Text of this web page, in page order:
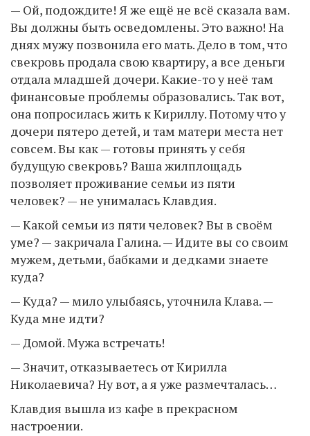
— Ой, подождите! Я же ещё не всё сказала вам.
Вы должны быть осведомлены. Это важно! На
днях мужу позвонила его мать. Дело в том, что
свекровь продала свою квартиру, а все деньги
отдала младшей дочери. Какие-то у неё там
финансовые проблемы образовались. Так вот,
она попросилась жить к Кириллу. Потому что у
дочери пятеро детей, и там матери места нет
совсем. Вы как — готовы принять у себя
будущую свекровь? Ваша жилплощадь
позволяет проживание семьи из пяти
человек? — не унималась Клавдия.
— Какой семьи из пяти человек? Вы в своём
уме? — закричала Галина. — Идите вы со своим
мужем, детьми, бабками и дедками знаете
куда?
— Куда? — мило улыбаясь, уточнила Клава. —
Куда мне идти?
— Домой. Мужа встречать!
— Значит, отказываетесь от Кирилла
Николаевича? Ну вот, а я уже размечталась…
Клавдия вышла из кафе в прекрасном
настроении.